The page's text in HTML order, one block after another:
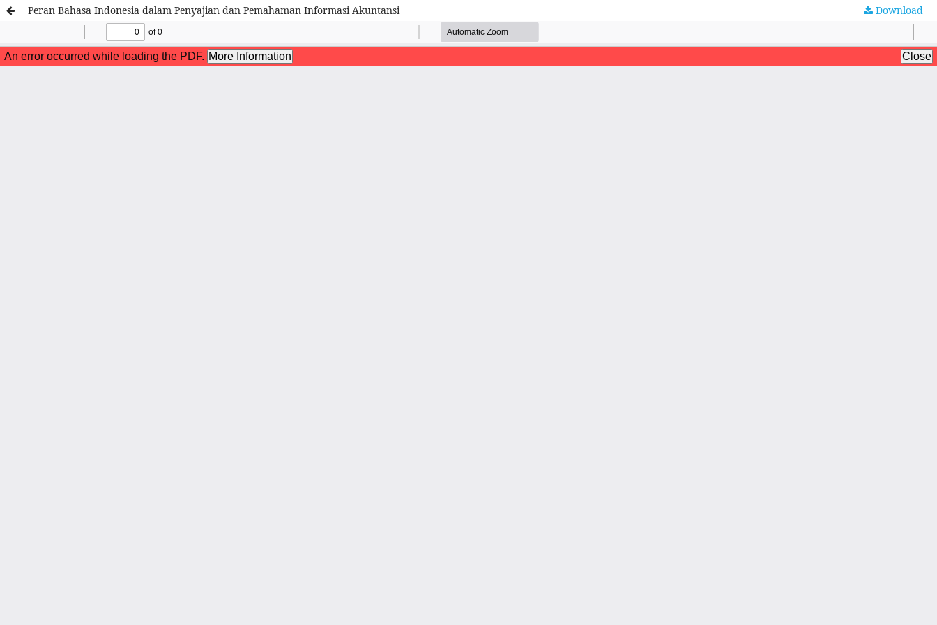
Peran Bahasa Indonesia dalam Penyajian dan Pemahaman Informasi Akuntansi Download